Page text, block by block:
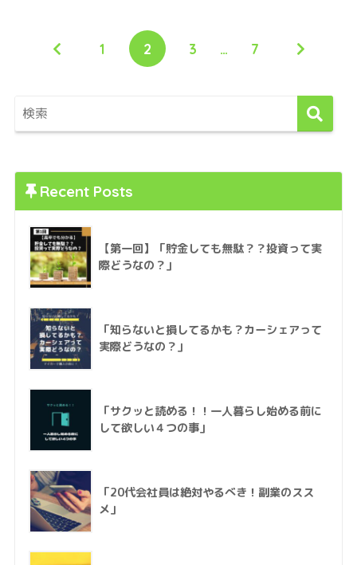
1 2 3 … 7
Recent Posts
【第一回】「貯金しても無駄？？投資って実
際どうなの？」
「知らないと損してるかも？カーシェアって
実際どうなの？」
「サクッと読める！！一人暮らし始める前に
して欲しい４つの事」
「20代会社員は絶対やるべき！副業のスス
メ」